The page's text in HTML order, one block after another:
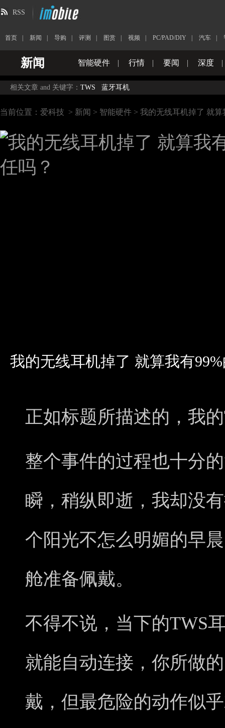
RSS
首页 新闻 导购 评测 图赏 视频 PC/PAD/DIY 汽车
新闻 智能硬件 | 行情 | 要闻 | 深度 |
相关文章 and 关键字： TWS 蓝牙耳机
当前位置： 爱科技 > 新闻 > 智能硬件 > 我的无线耳机掉了 就
我的无线耳机掉了 就算我有
正如标题所描述的，我
整个事件的过程也十分
瞬，稍纵即逝，我却没
个阳光不怎么明媚的早
舱准备佩戴。
不得不说，当下的TWS
就能自动连接，你所做
戴，但最危险的动作似